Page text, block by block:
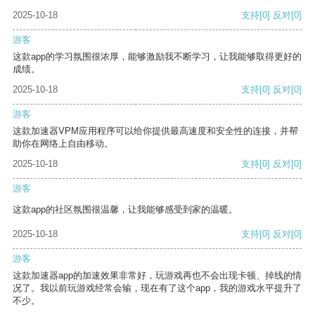
2025-10-18 支持[0] 反对[0]
游客
这款app的学习氛围很浓厚，能够激励我不断学习，让我能够取得更好的
成绩。
2025-10-18
支持[0] 反对[0]
游客
这款加速器VPM应用程序可以给你提供最高速度和安全性的连接，并帮
助你在网络上自由移动。
2025-10-18
支持[0] 反对[0]
游客
这款app的社区氛围很温馨，让我能够感受到家的温暖。
2025-10-18 支持[0] 反对[0]
游客
这款加速器app的加速效果非常好，玩游戏再也不会出现卡顿、掉线的情
况了。我以前玩游戏经常会输，现在有了这个app，我的游戏水平提升了
不少。